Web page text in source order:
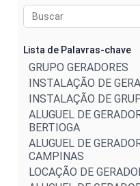
Lista de Palavras-chave
GRUPO GERADORES
INSTALAÇÃO DE
INSTALAÇÃO DE
ALUGUEL DE
BERTIOGA
ALUGUEL DE
CAMPINAS
LOCAÇÃO DE